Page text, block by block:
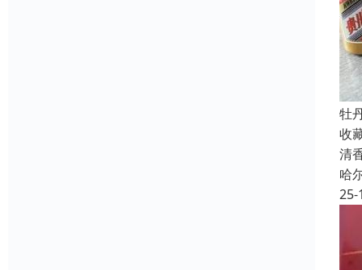
牡
收
清
哈
25-